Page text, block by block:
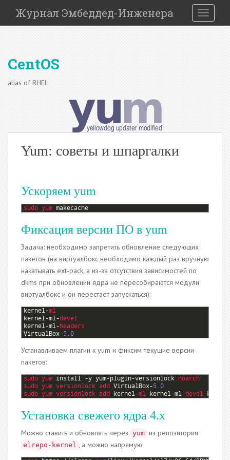
i
Журнал Эмбеддед-Инженера
CentOS
alias of RHEL
Yum: советы и шпаргалки
Ускоряем yum
sudo yum makecache
Фиксация версии ПО в yum
Задача: необходимо запретить обновление следующих
пакетов (на виртуалбокс необходимо каждый раз вручную
накатывать ext-pack, а из-за отсутствия зависимостей по
dkms при обновлении ядра не пересобираются модули
виртуалбокс и он перестаёт запускаться):
kernel-ml
kernel-ml-devel
kernel-ml- headers
VirtualBox-5.0
Устанавливаем плагин к yum и фиксим текущие версии
пакетов:
sudo yum install -y yum-plugin-versionlock.noarch
sudo yum versionlock add VirtualBox-5.0
sudo yum versionlock add kernel-ml kernel-ml-devel kernel
Установка свежего ядра 4.х
Можно ставить и обновлять через yum из репозитория
elrepo-kernel , а можно напрямую: